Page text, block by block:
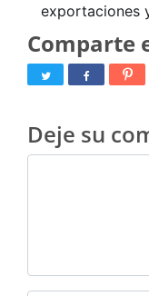
exportaciones
Comparte
Deje su